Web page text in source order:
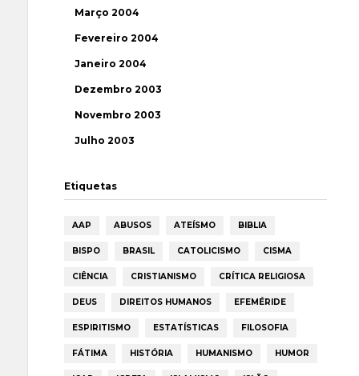
Março 2004
Fevereiro 2004
Janeiro 2004
Dezembro 2003
Novembro 2003
Julho 2003
Etiquetas
AAP ABUSOS ATEÍSMO BIBLIA
BISPO BRASIL CATOLICISMO CISMA
CIÊNCIA CRISTIANISMO CRÍTICA RELIGIOSA
DEUS DIREITOS HUMANOS EFEMÉRIDE
ESPIRITISMO ESTATÍSTICAS FILOSOFIA
FÁTIMA HISTÓRIA HUMANISMO HUMOR